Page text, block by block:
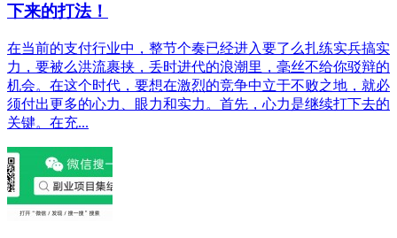
下来​的‮法打‬！
在当前的支付行业中，整节个‬奏已经进入要了‬么扎练实‬兵搞实
力，要被么‬洪流裹挟，丢时进‬代的浪潮里，毫丝‬不给你驳辩‬的
机会。在这个时代，要想在激烈的竞争中立于不败之地，就必
须付出更多的心力、眼力和实力。首先，心力是继续打下去的
关键。在充...